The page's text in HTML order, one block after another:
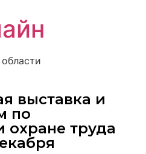
выставка и
по
охране труда